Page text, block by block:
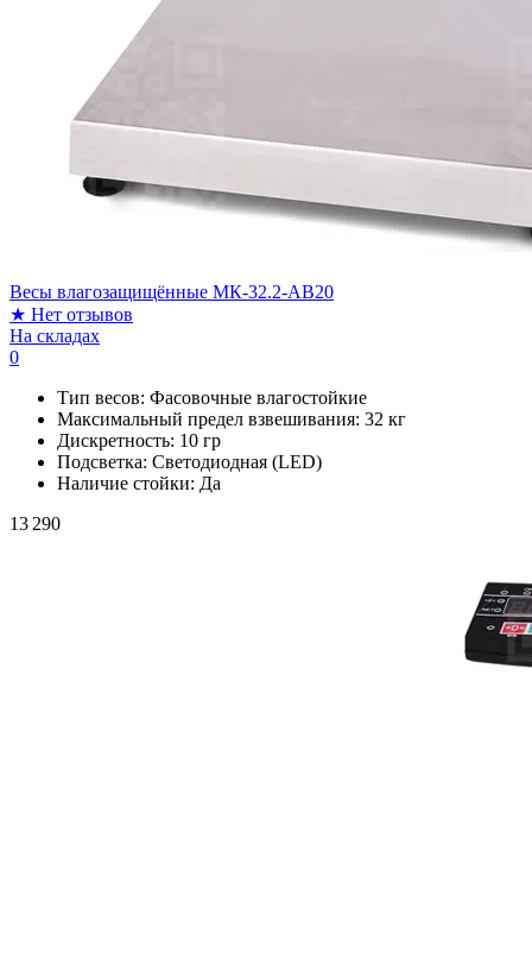
Весы влагозащищённые МК-32.2-AB20
★ Нет отзывов
На складах
0
Тип весов: Фасовочные влагостойкие
Максимальный предел взвешивания: 32 кг
Дискретность: 10 гр
Подсветка: Светодиодная (LED)
Наличие стойки: Да
13 290